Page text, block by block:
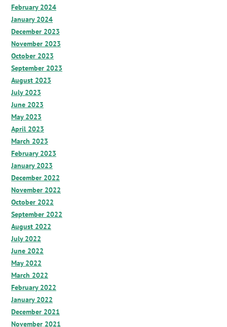
February 2024
January 2024
December 2023
November 2023
October 2023
September 2023
August 2023
July 2023
June 2023
May 2023
April 2023
March 2023
February 2023
January 2023
December 2022
November 2022
October 2022
September 2022
August 2022
July 2022
June 2022
May 2022
March 2022
February 2022
January 2022
December 2021
November 2021